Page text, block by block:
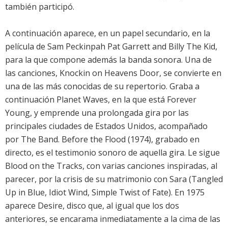
también participó.
A continuación aparece, en un papel secundario, en la
película de Sam Peckinpah Pat Garrett and Billy The Kid,
para la que compone además la banda sonora. Una de
las canciones, Knockin on Heavens Door, se convierte en
una de las más conocidas de su repertorio. Graba a
continuación Planet Waves, en la que está Forever
Young, y emprende una prolongada gira por las
principales ciudades de Estados Unidos, acompañado
por The Band. Before the Flood (1974), grabado en
directo, es el testimonio sonoro de aquella gira. Le sigue
Blood on the Tracks, con varias canciones inspiradas, al
parecer, por la crisis de su matrimonio con Sara (Tangled
Up in Blue, Idiot Wind, Simple Twist of Fate). En 1975
aparece Desire, disco que, al igual que los dos
anteriores, se encarama inmediatamente a la cima de las